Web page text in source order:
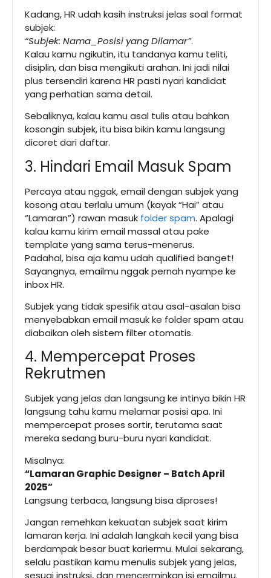
Kadang, HR udah kasih instruksi jelas soal format
subjek:
“Subjek: Nama_Posisi yang Dilamar”.
Kalau kamu ngikutin, itu tandanya kamu teliti,
disiplin, dan bisa mengikuti arahan. Ini jadi nilai
plus tersendiri karena HR pasti nyari kandidat
yang perhatian sama detail.
Sebaliknya, kalau kamu asal tulis atau bahkan
kosongin subjek, itu bisa bikin kamu langsung
dicoret dari daftar.
3. Hindari Email Masuk Spam
Percaya atau nggak, email dengan subjek yang
kosong atau terlalu umum (kayak “Hai” atau
“Lamaran”) rawan masuk folder spam. Apalagi
kalau kamu kirim email massal atau pake
template yang sama terus-menerus.
Padahal, bisa aja kamu udah qualified banget!
Sayangnya, emailmu nggak pernah nyampe ke
inbox HR.
Subjek yang tidak spesifik atau asal-asalan bisa
menyebabkan email masuk ke folder spam atau
diabaikan oleh sistem filter otomatis.
4. Mempercepat Proses
Rekrutmen
Subjek yang jelas dan langsung ke intinya bikin HR
langsung tahu kamu melamar posisi apa. Ini
mempercepat proses sortir, terutama saat
mereka sedang buru-buru nyari kandidat.
Misalnya:
“Lamaran Graphic Designer – Batch April
2025”
Langsung terbaca, langsung bisa diproses!
Jangan remehkan kekuatan subjek saat kirim
lamaran kerja. Ini adalah langkah kecil yang bisa
berdampak besar buat kariermu. Mulai sekarang,
selalu pastikan kamu menulis subjek yang jelas,
sesuai instruksi, dan mencerminkan isi emailmu.